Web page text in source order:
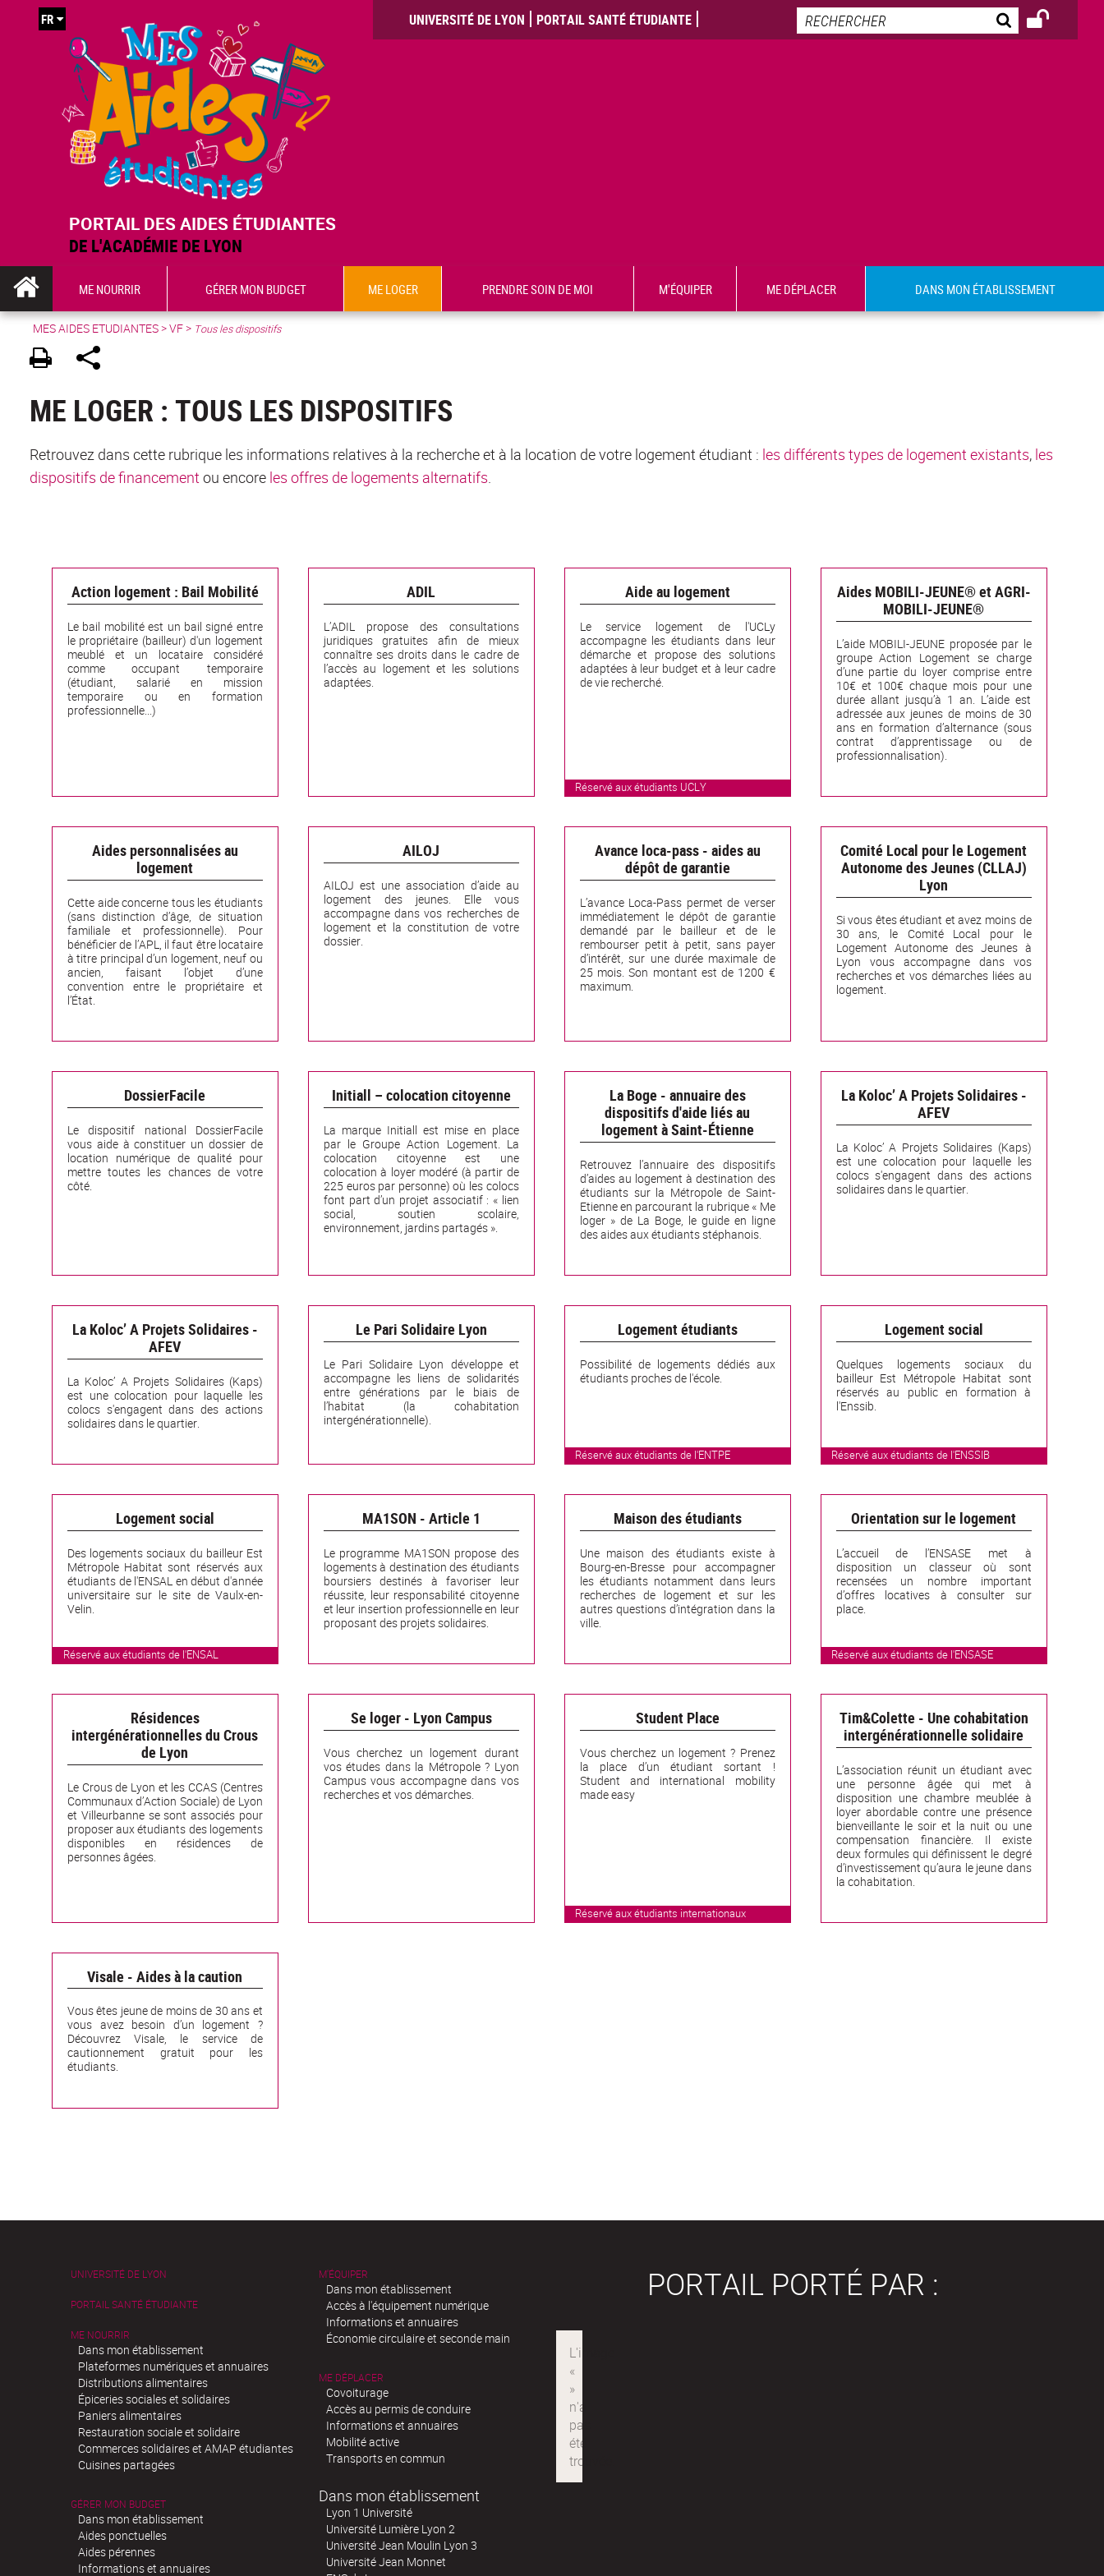
PORTAIL DES AIDES ÉTUDIANTES
DE L'ACADÉMIE DE LYON
UNIVERSITÉ DE LYON PORTAIL SANTÉ ÉTUDIANTE
FR
ME NOURRIR GÉRER MON BUDGET ME LOGER PRENDRE SOIN DE MOI M'ÉQUIPER ME DÉPLACER DANS MON ÉTABLISSEMENT
MES AIDES ETUDIANTES>VF> Tous les dispositifs
ME LOGER : TOUS LES DISPOSITIFS
Retrouvez dans cette rubrique les informations relatives à la recherche et à la location de votre logement étudiant : les différents types de logement existants, les
dispositifs de financementou encore les offres de logements alternatifs.
Action logement : Bail Mobilité
Le bail mobilité est un bail signé entre
le propriétaire (bailleur) d'un logement
meublé et un locataire considéré
comme occupant temporaire
(étudiant, salarié en mission
temporaire ou en formation
professionnelle...)
ADIL
L’ADIL propose des consultations
juridiques gratuites afin de mieux
connaître ses droits dans le cadre de
l’accès au logement et les solutions
adaptées.
Réservé aux étudiants UCLY
Aide au logement
Le service logement de l'UCLy
accompagne les étudiants dans leur
démarche et propose des solutions
adaptées à leur budget et à leur cadre
de vie recherché.
Aides MOBILI-JEUNE® et AGRI-
MOBILI-JEUNE®
L’aide MOBILI-JEUNE proposée par le
groupe Action Logement se charge
d’une partie du loyer comprise entre
10€ et 100€ chaque mois pour une
durée allant jusqu’à 1 an. L’aide est
adressée aux jeunes de moins de 30
ans en formation d’alternance (sous
contrat d’apprentissage ou de
professionnalisation).
Aides personnalisées au
logement
Cette aide concerne tous les étudiants
(sans distinction d’âge, de situation
familiale et professionnelle). Pour
bénéficier de l’APL, il faut être locataire
à titre principal d’un logement, neuf ou
ancien, faisant l’objet d’une
convention entre le propriétaire et
l’État.
AILOJ
AILOJ est une association d’aide au
logement des jeunes. Elle vous
accompagne dans vos recherches de
logement et la constitution de votre
dossier.
Avance loca-pass - aides au
dépôt de garantie
L’avance Loca-Pass permet de verser
immédiatement le dépôt de garantie
demandé par le bailleur et de le
rembourser petit à petit, sans payer
d’intérêt, sur une durée maximale de
25 mois. Son montant est de 1200 €
maximum.
Comité Local pour le Logement
Autonome des Jeunes (CLLAJ)
Lyon
Si vous êtes étudiant et avez moins de
30 ans, le Comité Local pour le
Logement Autonome des Jeunes à
Lyon vous accompagne dans vos
recherches et vos démarches liées au
logement.
DossierFacile
Le dispositif national DossierFacile
vous aide à constituer un dossier de
location numérique de qualité pour
mettre toutes les chances de votre
côté.
Initiall – colocation citoyenne
La marque Initiall est mise en place
par le Groupe Action Logement. La
colocation citoyenne est une
colocation à loyer modéré (à partir de
225 euros par personne) où les colocs
font part d’un projet associatif : « lien
social, soutien scolaire,
environnement, jardins partagés ».
La Boge - annuaire des
dispositifs d'aide liés au
logement à Saint-Étienne
Retrouvez l’annuaire des dispositifs
d’aides au logement à destination des
étudiants sur la Métropole de Saint-
Etienne en parcourant la rubrique « Me
loger » de La Boge, le guide en ligne
des aides aux étudiants stéphanois.
La Koloc’ A Projets Solidaires -
AFEV
La Koloc’ A Projets Solidaires (Kaps)
est une colocation pour laquelle les
colocs s'engagent dans des actions
solidaires dans le quartier.
La Koloc’ A Projets Solidaires -
AFEV
La Koloc’ A Projets Solidaires (Kaps)
est une colocation pour laquelle les
colocs s'engagent dans des actions
solidaires dans le quartier.
Le Pari Solidaire Lyon
Le Pari Solidaire Lyon développe et
accompagne les liens de solidarités
entre générations par le biais de
l’habitat (la cohabitation
intergénérationnelle).
Réservé aux étudiants de l'ENTPE
Logement étudiants
Possibilité de logements dédiés aux
étudiants proches de l'école.
Réservé aux étudiants de l'ENSSIB
Logement social
Quelques logements sociaux du
bailleur Est Métropole Habitat sont
réservés au public en formation à
l'Enssib.
Réservé aux étudiants de l'ENSAL
Logement social
Des logements sociaux du bailleur Est
Métropole Habitat sont réservés aux
étudiants de l'ENSAL en début d'année
universitaire sur le site de Vaulx-en-
Velin.
MA1SON - Article 1
Le programme MA1SON propose des
logements à destination des étudiants
boursiers destinés à favoriser leur
réussite, leur responsabilité citoyenne
et leur insertion professionnelle en leur
proposant des projets solidaires.
Maison des étudiants
Une maison des étudiants existe à
Bourg-en-Bresse pour accompagner
les étudiants notamment dans leurs
recherches de logement et sur les
autres questions d’intégration dans la
ville.
Réservé aux étudiants de l'ENSASE
Orientation sur le logement
L’accueil de l’ENSASE met à
disposition un classeur où sont
recensées un nombre important
d’offres locatives à consulter sur
place.
Résidences
intergénérationnelles du Crous
de Lyon
Le Crous de Lyon et les CCAS (Centres
Communaux d’Action Sociale) de Lyon
et Villeurbanne se sont associés pour
proposer aux étudiants des logements
disponibles en résidences de
personnes âgées.
Se loger - Lyon Campus
Vous cherchez un logement durant
vos études dans la Métropole ? Lyon
Campus vous accompagne dans vos
recherches et vos démarches.
Réservé aux étudiants internationaux
Student Place
Vous cherchez un logement ? Prenez
la place d’un étudiant sortant !
Student and international mobility
made easy
Tim&Colette - Une cohabitation
intergénérationnelle solidaire
L’association réunit un étudiant avec
une personne âgée qui met à
disposition une chambre meublée à
loyer abordable contre une présence
bienveillante le soir et la nuit ou une
compensation financière. Il existe
deux formules qui définissent le degré
d’investissement qu’aura le jeune dans
la cohabitation.
Visale - Aides à la caution
Vous êtes jeune de moins de 30 ans et
vous avez besoin d’un logement ?
Découvrez Visale, le service de
cautionnement gratuit pour les
étudiants.
UNIVERSITÉ DE LYON
PORTAIL SANTÉ ÉTUDIANTE
ME NOURRIR
Dans mon établissement
Plateformes numériques et annuaires
Distributions alimentaires
Épiceries sociales et solidaires
Paniers alimentaires
Restauration sociale et solidaire
Commerces solidaires et AMAP étudiantes
Cuisines partagées
GÉRER MON BUDGET
Dans mon établissement
Aides ponctuelles
Aides pérennes
Informations et annuaires
M'ÉQUIPER
Dans mon établissement
Accès à l'équipement numérique
Informations et annuaires
Économie circulaire et seconde main
ME DÉPLACER
Covoiturage
Accès au permis de conduire
Informations et annuaires
Mobilité active
Transports en commun
Dans mon établissement
Lyon 1 Université
Université Lumière Lyon 2
Université Jean Moulin Lyon 3
Université Jean Monnet
PORTAIL PORTÉ PAR :